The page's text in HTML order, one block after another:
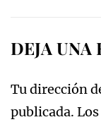
DEJA UNA
Tu dirección
publicada.